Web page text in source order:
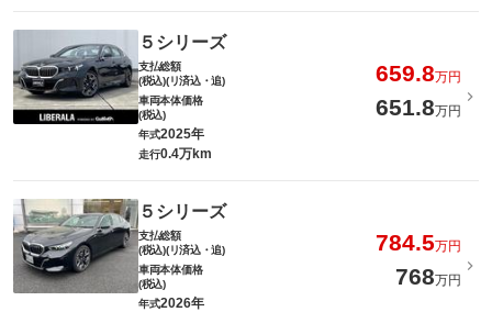
５シリーズ
支払総額
(税込)(リ済込・追)
659.8万円
車両本体価格
(税込)
651.8万円
年式2025年
走行0.4万km
５シリーズ
支払総額
(税込)(リ済込・追)
784.5万円
車両本体価格
(税込)
768万円
年式2026年